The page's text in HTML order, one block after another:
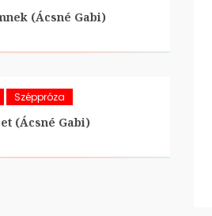
(Ácsné Gabi)
Széppróza
(Ácsné Gabi)